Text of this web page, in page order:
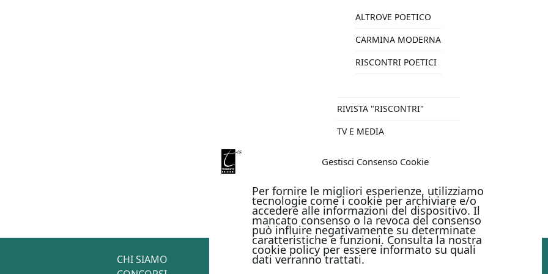
Gestisci Consenso Cookie
Per fornire le migliori esperienze, utilizziamo
tecnologie come i cookie per archiviare e/o
accedere alle informazioni del dispositivo. Il
mancato consenso o la revoca del consenso
può influire negativamente su determinate
caratteristiche e funzioni. Consulta la nostra
cookie policy per essere informato su quali
dati verranno trattati.
ALTROVE POETICO
CARMINA MODERNA
RISCONTRI POETICI
RIVISTA "RISCONTRI"
TV E MEDIA
CHI SIAMO
PAGAMENTI ONLINE CON